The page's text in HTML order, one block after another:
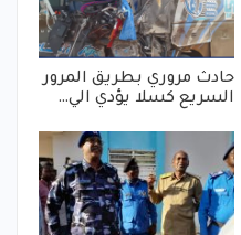
حادث مروري بطريق المرور
السريع كسلا يؤدي الي…